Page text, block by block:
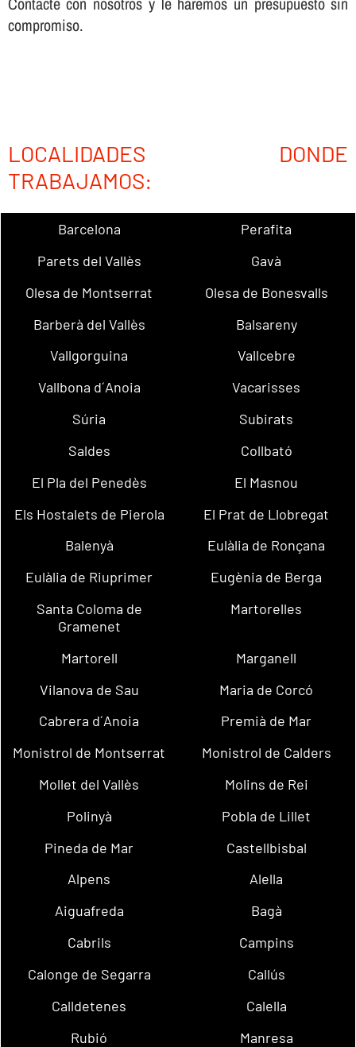
compromiso.
LOCALIDADES DONDE
TRABAJAMOS:
Barcelona
Perafita
Parets del Vallès
Gavà
Olesa de Montserrat
Olesa de Bonesvalls
Barberà del Vallès
Balsareny
Vallgorguina
Vallcebre
Vallbona d´Anoia
Vacarisses
Súria
Subirats
Saldes
Collbató
El Pla del Penedès
El Masnou
Els Hostalets de Pierola
El Prat de Llobregat
Balenyà
Eulàlia de Ronçana
Eulàlia de Riuprimer
Eugènia de Berga
Santa Coloma de
Gramenet
Martorelles
Martorell
Marganell
Vilanova de Sau
Maria de Corcó
Cabrera d´Anoia
Premià de Mar
Monistrol de Montserrat
Monistrol de Calders
Mollet del Vallès
Molins de Rei
Polinyà
Pobla de Lillet
Pineda de Mar
Castellbisbal
Alpens
Alella
Aiguafreda
Bagà
Cabrils
Campins
Calonge de Segarra
Callús
Calldetenes
Calella
Rubió
Manresa